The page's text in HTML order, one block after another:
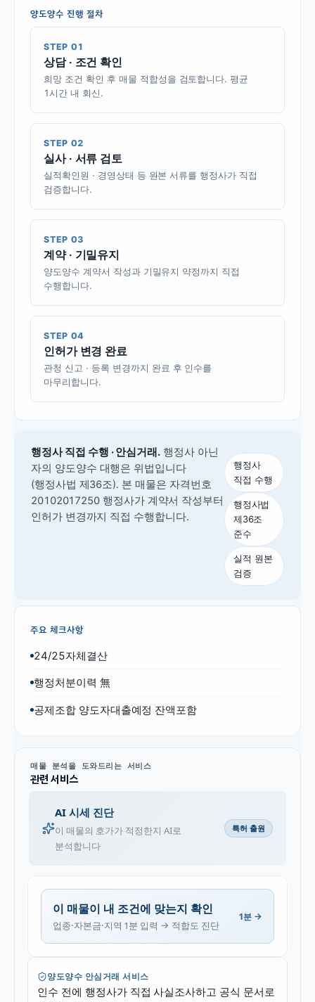
양도양수 진행 절차
STEP 01
상담 · 조건 확인
희망 조건 확인 후 매물 적합성을 검토합니다. 평균
1시간 내 회신.
STEP 02
실사 · 서류 검토
실적확인원 · 경영상태 등 원본 서류를 행정사가 직접
검증합니다.
STEP 03
계약 · 기밀유지
양도양수 계약서 작성과 기밀유지 약정까지 직접
수행합니다.
STEP 04
인허가 변경 완료
관청 신고 · 등록 변경까지 완료 후 인수를
마무리합니다.
행정사 직접 수행 · 안심거래. 행정사 아닌
자의 양도양수 대행은 위법입니다
(행정사법 제36조). 본 매물은 자격번호
20102017250 행정사가 계약서 작성부터
인허가 변경까지 직접 수행합니다.
행정사
직접 수행
행정사법
제36조
준수
실적 원본
검증
주요 체크사항
24/25자체결산
행정처분이력 無
공제조합 양도자대출예정 잔액포함
매물 분석을 도와드리는 서비스
관련 서비스
AI 시세 진단
이 매물의 호가가 적정한지 AI로
분석합니다
특허 출원
이 매물이 내 조건에 맞는지 확인
업종·자본금·지역 1분 입력 → 적합도 진단
1분 →
양도양수 안심거래 서비스
인수 전에 행정사가 직접 사실조사하고 공식 문서로